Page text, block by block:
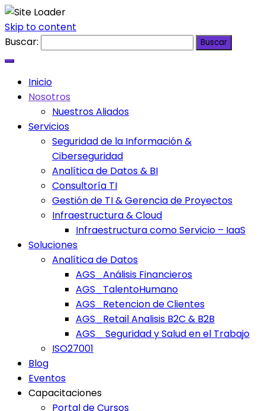
Skip to content
Buscar:
Inicio
Nosotros
Nuestros Aliados
Servicios
Seguridad de la Información &
Ciberseguridad
Analítica de Datos & BI
Consultoría TI
Gestión de TI & Gerencia de Proyectos
Infraestructura & Cloud
Infraestructura como Servicio – IaaS
Soluciones
Analítica de Datos
AGS_Análisis Financieros
AGS_TalentoHumano
AGS_Retencion de Clientes
AGS_Retail Analisis B2C & B2B
AGS_ Seguridad y Salud en el Trabajo
ISO27001
Blog
Eventos
Capacitaciones
Portal de Cursos